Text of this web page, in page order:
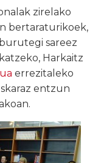
zirelako
bertaraturikoek,
sareez
Harkaitz
errezitaleko
entzun